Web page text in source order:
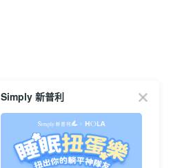
Simply 新普利